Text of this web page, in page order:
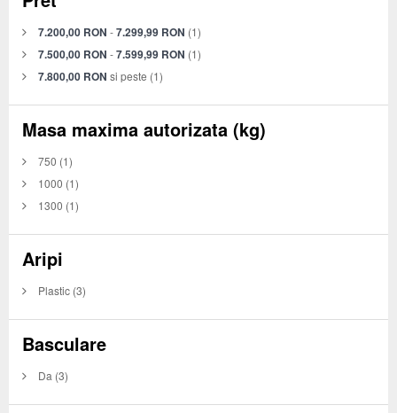
7.200,00 RON -7.299,99 RON (1)
7.500,00 RON -7.599,99 RON (1)
7.800,00 RON si peste (1)
Masa maxima autorizata (kg)
750 (1)
1000 (1)
1300 (1)
Aripi
Plastic (3)
Basculare
Da (3)